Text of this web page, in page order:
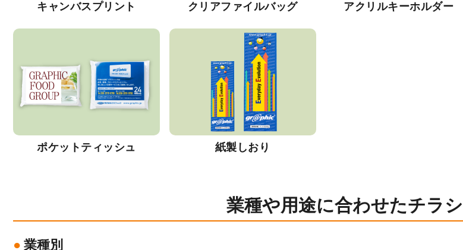
キャンバスプリント クリアファイルバッグ アクリルキーホルダー
ポケットティッシュ 紙製しおり
業種や用途に合わせたチラ
業種別